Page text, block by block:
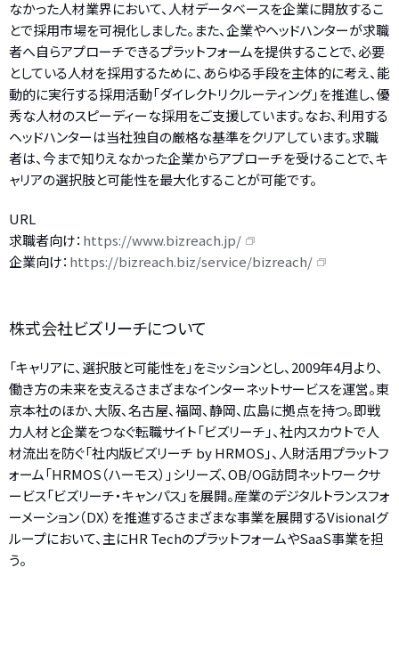
なかった人材業界において、人材データベースを企業に開放するこ
とで採用市場を可視化しました。また、企業やヘッドハンターが求職
者へ自らアプローチできるプラットフォームを提供することで、必要
としている人材を採用するために、あらゆる手段を主体的に考え、能
動的に実行する採用活動「ダイレクトリクルーティング」を推進し、優
秀な人材のスピーディーな採用をご支援しています。なお、利用する
ヘッドハンターは当社独自の厳格な基準をクリアしています。求職
者は、今まで知りえなかった企業からアプローチを受けることで、キ
ャリアの選択肢と可能性を最大化することが可能です。
URL
求職者向け： https://www.bizreach.jp/
企業向け： https://bizreach.biz/service/bizreach/
株式会社ビズリーチについて
「キャリアに、選択肢と可能性を」をミッションとし、2009年4月より、
働き方の未来を支えるさまざまなインターネットサービスを運営。東
京本社のほか、大阪、名古屋、福岡、静岡、広島に拠点を持つ。即戦
力人材と企業をつなぐ転職サイト「ビズリーチ」、社内スカウトで人
材流出を防ぐ「社内版ビズリーチ by HRMOS」、人財活用プラットフ
ォーム「HRMOS（ハーモス）」シリーズ、OB/OG訪問ネットワークサ
ービス「ビズリーチ・キャンパス」を展開。産業のデジタルトランスフォ
ーメーション（DX）を推進するさまざまな事業を展開するVisionalグ
ループにおいて、主にHR TechのプラットフォームやSaaS事業を担
う。